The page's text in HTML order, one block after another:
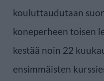
kouluttaudutaan
koneperheen toisen
kestää noin 22
ensimmäisten